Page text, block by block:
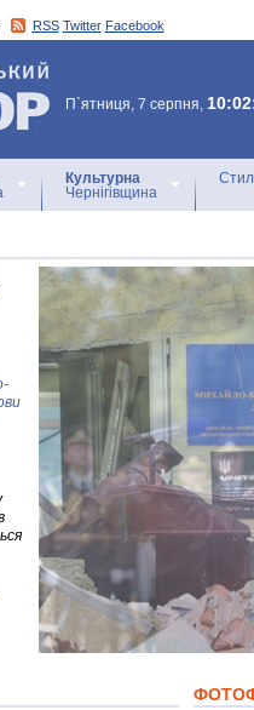
RSS Twitter Facebook
П`ятниця, 7 серпня,
Культурна
Чернігівщина